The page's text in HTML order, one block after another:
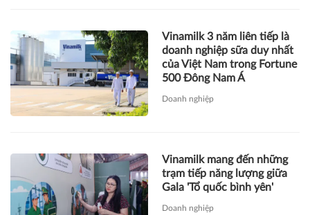
Vinamilk 3 năm liên tiếp là
doanh nghiệp sữa duy nhất
của Việt Nam trong Fortune
500 Đông Nam Á
Doanh nghiệp
Vinamilk mang đến những
trạm tiếp năng lượng giữa
Gala 'Tổ quốc bình yên'
Doanh nghiệp